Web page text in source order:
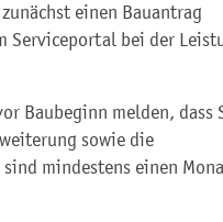
einen Bauantrag
Serviceportal bei der
Baubeginn melden, dass
sowie die
mindestens einen